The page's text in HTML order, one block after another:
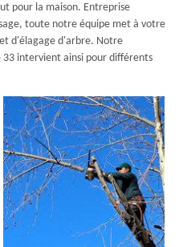
pour la maison. Entreprise
toute notre équipe met à votre
d'élagage d'arbre. Notre
intervient ainsi pour différents